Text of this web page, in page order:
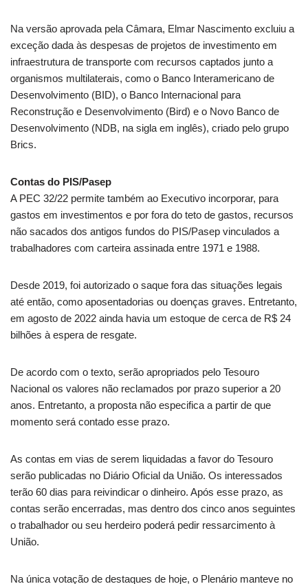
Na versão aprovada pela Câmara, Elmar Nascimento excluiu a
exceção dada às despesas de projetos de investimento em
infraestrutura de transporte com recursos captados junto a
organismos multilaterais, como o Banco Interamericano de
Desenvolvimento (BID), o Banco Internacional para
Reconstrução e Desenvolvimento (Bird) e o Novo Banco de
Desenvolvimento (NDB, na sigla em inglês), criado pelo grupo
Brics.
Contas do PIS/Pasep
A PEC 32/22 permite também ao Executivo incorporar, para
gastos em investimentos e por fora do teto de gastos, recursos
não sacados dos antigos fundos do PIS/Pasep vinculados a
trabalhadores com carteira assinada entre 1971 e 1988.
Desde 2019, foi autorizado o saque fora das situações legais
até então, como aposentadorias ou doenças graves. Entretanto,
em agosto de 2022 ainda havia um estoque de cerca de R$ 24
bilhões à espera de resgate.
De acordo com o texto, serão apropriados pelo Tesouro
Nacional os valores não reclamados por prazo superior a 20
anos. Entretanto, a proposta não especifica a partir de que
momento será contado esse prazo.
As contas em vias de serem liquidadas a favor do Tesouro
serão publicadas no Diário Oficial da União. Os interessados
terão 60 dias para reivindicar o dinheiro. Após esse prazo, as
contas serão encerradas, mas dentro dos cinco anos seguintes
o trabalhador ou seu herdeiro poderá pedir ressarcimento à
União.
Na única votação de destaques de hoje, o Plenário manteve no